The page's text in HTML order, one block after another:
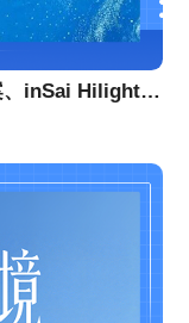
展会直击 | 东信携出海营销解决方案、inSai Hilight产品亮相GTC全球流量大会